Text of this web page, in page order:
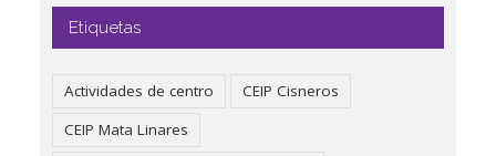
Etiquetas
Actividades de centro
CEIP Cisneros
CEIP Mata Linares